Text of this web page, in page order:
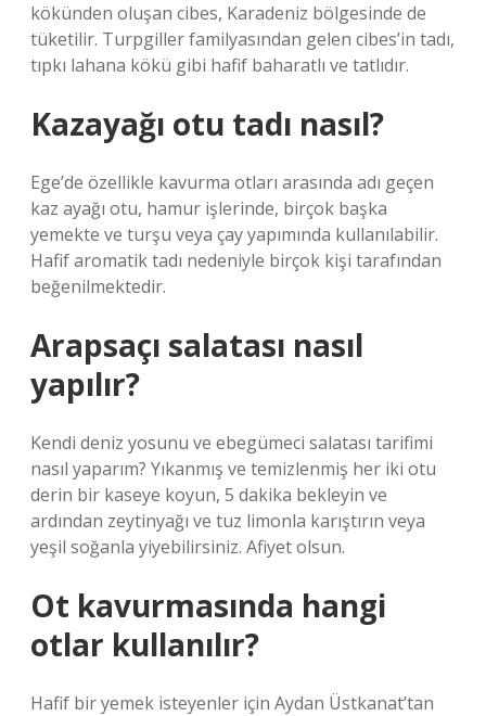
kökünden oluşan cibes, Karadeniz bölgesinde de
tüketilir. Turpgiller familyasından gelen cibes’in tadı,
tıpkı lahana kökü gibi hafif baharatlı ve tatlıdır.
Kazayağı otu tadı nasıl?
Ege’de özellikle kavurma otları arasında adı geçen
kaz ayağı otu, hamur işlerinde, birçok başka
yemekte ve turşu veya çay yapımında kullanılabilir.
Hafif aromatik tadı nedeniyle birçok kişi tarafından
beğenilmektedir.
Arapsaçı salatası nasıl
yapılır?
Kendi deniz yosunu ve ebegümeci salatası tarifimi
nasıl yaparım? Yıkanmış ve temizlenmiş her iki otu
derin bir kaseye koyun, 5 dakika bekleyin ve
ardından zeytinyağı ve tuz limonla karıştırın veya
yeşil soğanla yiyebilirsiniz. Afiyet olsun.
Ot kavurmasında hangi
otlar kullanılır?
Hafif bir yemek isteyenler için Aydan Üstkanat’tan